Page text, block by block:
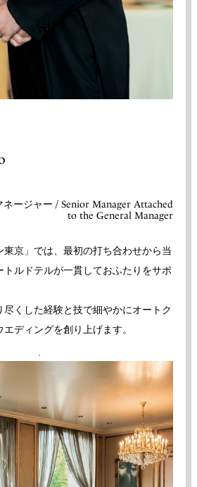
ージャー / Senior Manager Attached
to the General Manager
東京」では、最初の打ち合わせから当
トルドテルが一貫しておふたりをサポ
くした経験と技で細やかにオートク
ディングを創り上げます。